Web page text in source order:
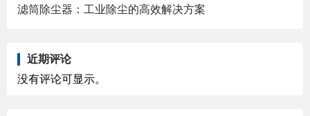
滤筒除尘器：工业除尘的高效解决方案
近期评论
没有评论可显示。